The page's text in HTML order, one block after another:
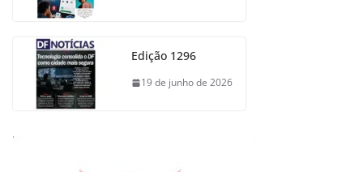
Edição 1296
19 de junho de 2026